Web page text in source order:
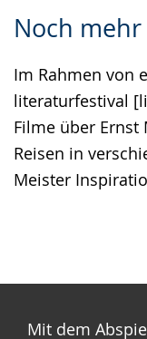
Noch
Im Rahmen von
literaturfestival
Filme über Ernst
Reisen in
Meister
Leichten
wechseln.
Audio-
Video
Deutscher
Gebärdensprache
wird
angezeigt.
Mit dem